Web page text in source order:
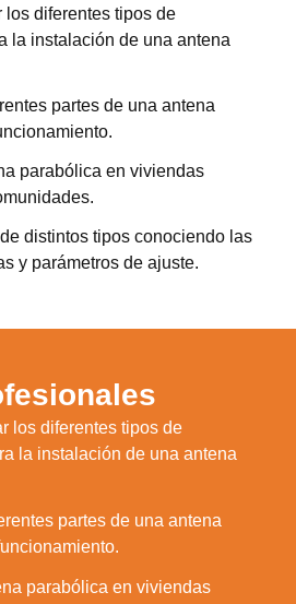
los diferentes tipos de
la instalación de una antena
partes de una antena
parabólica en viviendas
distintos tipos conociendo las
y parámetros de ajuste.
los diferentes tipos de
la instalación de una antena
partes de una antena
parabólica en viviendas